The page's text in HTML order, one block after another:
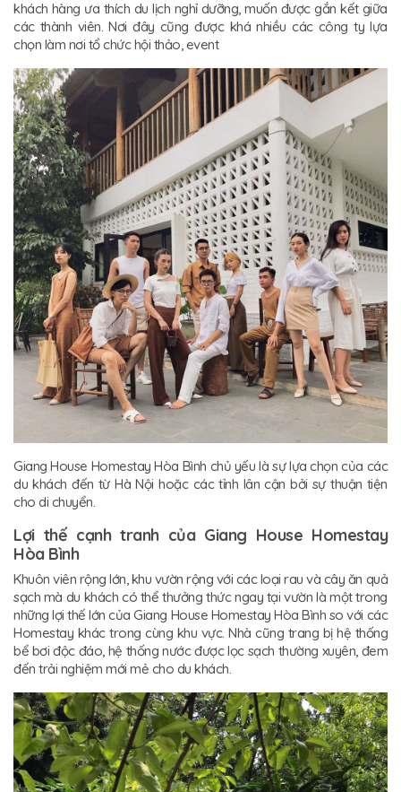
khách hàng ưa thích du lịch nghỉ dưỡng, muốn được gắn kết giữa
các thành viên. Nơi đây cũng được khá nhiều các công ty lựa
chọn làm nơi tổ chức hội thảo, event
Giang House Homestay Hòa Bình chủ yếu là sự lựa chọn của các
du khách đến từ Hà Nội hoặc các tỉnh lân cận bởi sự thuận tiện
cho di chuyển.
Lợi thế cạnh tranh của Giang House Homestay
Hòa Bình
Khuôn viên rộng lớn, khu vườn rộng với các loại rau và cây ăn quả
sạch mà du khách có thể thưởng thức ngay tại vườn là một trong
những lợi thế lớn của Giang House Homestay Hòa Bình so với các
Homestay khác trong cùng khu vực. Nhà cũng trang bị hệ thống
bể bơi độc đáo, hệ thống nước được lọc sạch thường xuyên, đem
đến trải nghiệm mới mẻ cho du khách.